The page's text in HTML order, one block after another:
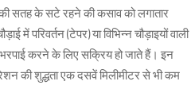
सतह के सटे रहने की कसाव को लगातार
में परिवर्तन (टेपर) या विभिन्न चौड़ाइयों वाली
भरपाई करने के लिए सक्रिय हो जाते हैं। इन
की शुद्धता एक दसवें मिलीमीटर से भी कम